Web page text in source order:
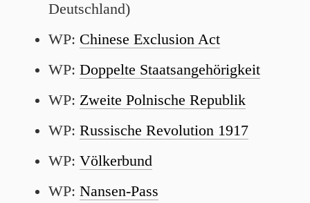
Deutschland)
WP: Chinese Exclusion Act
WP: Doppelte Staatsangehörigkeit
WP: Zweite Polnische Republik
WP: Russische Revolution 1917
WP: Völkerbund
WP: Nansen-Pass